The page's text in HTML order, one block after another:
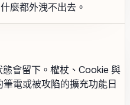
麼都外洩不出去。
會留下。權杖、Cookie 與
電或被攻陷的擴充功能日